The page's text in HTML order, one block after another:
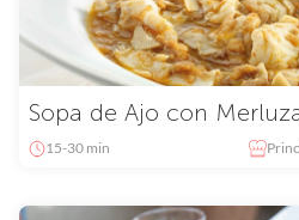
Sopa de Ajo con
15-30 min